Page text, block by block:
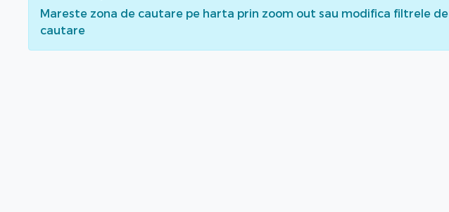
Mareste zona de cautare pe harta prin zoom out sau modifica filtrele de
cautare